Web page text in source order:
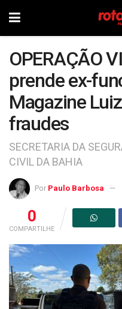
OPERAÇÃO
prende ex-
Magazine
fraudes
SECRETARIA DA
CIVIL DA BAHIA
Por Paulo Barbosa
0
COMPARTILHE